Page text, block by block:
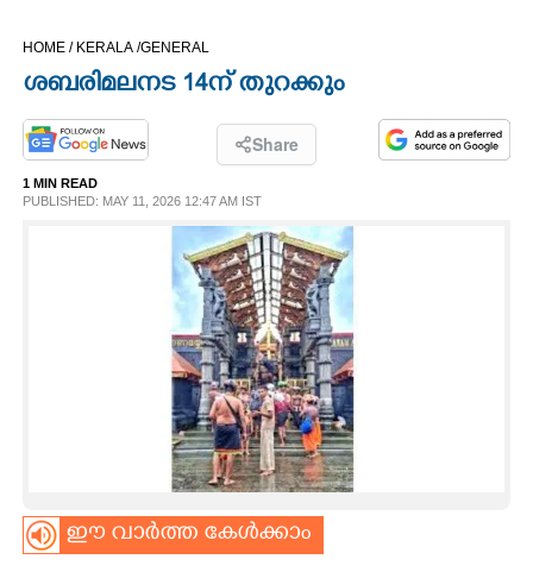
OPINION
PHOTOS
ASTRO
HOME / KERALA /GENERAL
ശബരിമലനട 14ന് തുറക്കും
Share
1 MIN READ
PUBLISHED: MAY 11, 2026 12:47 AM IST
ഈ വാർത്ത കേൾക്കാം